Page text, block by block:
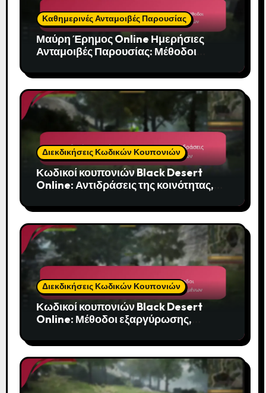
Καθημερινές Ανταμοιβές Παρουσίας
Μαύρη Έρημος Online Ημερήσιες
Ανταμοιβές Παρουσίας: Μέθοδοι
Διαφορές πλατφορμών
Διεκδικήσεις Κωδικών Κουπονιών
Κωδικοί κουπονιών Black Desert
Online: Αντιδράσεις της κοινότητας,
Διεκδικήσεις Κωδικών Κουπονιών
Κωδικοί κουπονιών Black Desert
Online: Μέθοδοι εξαργύρωσης,
αντικειμένων